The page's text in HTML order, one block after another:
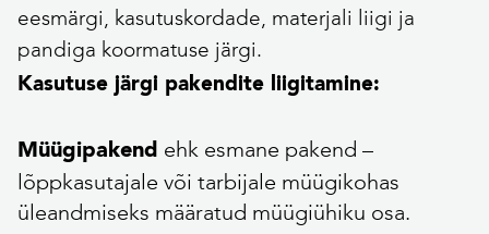
eesmärgi, kasutuskordade, materjali liigi ja
pandiga koormatuse järgi.
Kasutuse järgi pakendite liigitamine:
Müügipakend ehk esmane pakend –
lõppkasutajale või tarbijale müügikohas
üleandmiseks määratud müügiühiku osa.